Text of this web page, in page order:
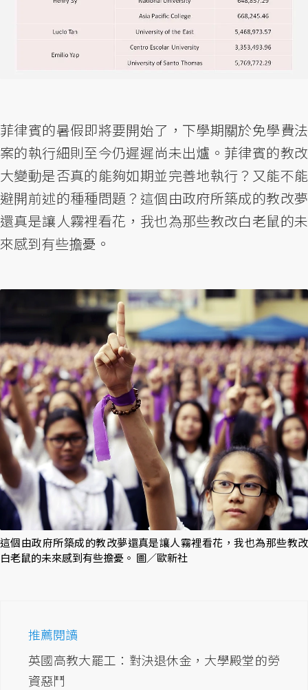
菲律賓的暑假即將要開始了，下學期關於免學費法
案的執行細則至今仍遲遲尚未出爐。菲律賓的教改
大變動是否真的能夠如期並完善地執行？又能不能
避開前述的種種問題？這個由政府所築成的教改夢
還真是讓人霧裡看花，我也為那些教改白老鼠的未
來感到有些擔憂。
這個由政府所築成的教改夢還真是讓人霧裡看花，我也為那些教改
白老鼠的未來感到有些擔憂。 圖／歐新社
推薦閱讀
英國高教大罷工：對決退休金，大學殿堂的勞
資惡鬥